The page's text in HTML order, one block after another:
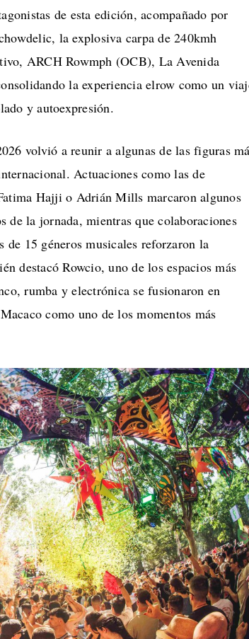
de esta edición, acompañado por
la explosiva carpa de 240kmh
ARCH Rowmph (OCB), La Avenida
la experiencia elrow como un
y autoexpresión.
volvió a reunir a algunas de las figuras
Actuaciones como las de
Hajji o Adrián Mills marcaron algunos
de la jornada, mientras que colaboraciones
de 15 géneros musicales reforzaron la
destacó Rowcio, uno de los espacios más
rumba y electrónica se fusionaron en
como uno de los momentos más